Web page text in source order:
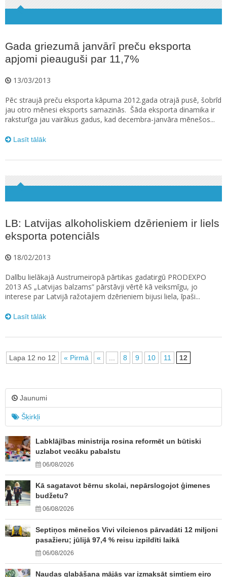
Gada griezumā janvārī preču eksporta
apjomi pieauguši par 11,7%
13/03/2013
Pēc straujā preču eksporta kāpuma 2012.gada otrajā pusē, šobrīd
jau otro mēnesi eksports samazinās. Šāda eksporta dinamika ir
raksturīga jau vairākus gadus, kad decembra-janvāra mēnešos...
Lasīt tālāk
LB: Latvijas alkoholiskiem dzērieniem ir liels
eksporta potenciāls
18/02/2013
Dalību lielākajā Austrumeiropā pārtikas gadatirgū PRODEXPO
2013 AS „Latvijas balzams” pārstāvji vērtē kā veiksmīgu, jo
interese par Latvijā ražotajiem dzērieniem bijusi liela, īpaši...
Lasīt tālāk
Lapa 12 no 12 « Pirmā « 8 9 10 11 12
Jaunumi
Šķirkļi
Labklājības ministrija rosina reformēt un būtiski
uzlabot vecāku pabalstu
06/08/2026
Kā sagatavot bērnu skolai, nepārslogojot ģimenes
budžetu?
06/08/2026
Septiņos mēnešos Vivi vilcienos pārvadāti 12 miljoni
pasažieru; jūlijā 97,4 % reisu izpildīti laikā
06/08/2026
Naudas glabāšana mājās var izmaksāt simtiem eiro